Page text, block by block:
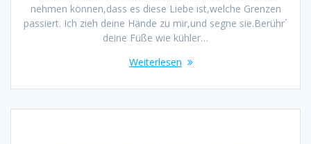
nehmen können,dass es diese Liebe ist,welche Grenzen
passiert. Ich zieh deine Hände zu mir,und segne sie.Berühr´
deine Füße wie kühler…
Weiterlesen